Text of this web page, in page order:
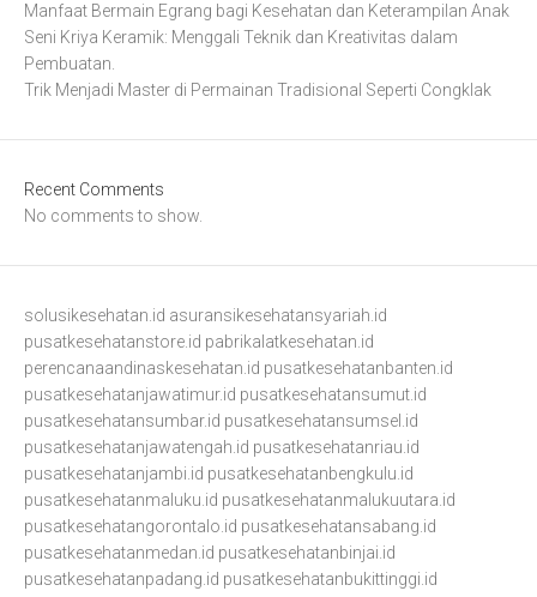
Manfaat Bermain Egrang bagi Kesehatan dan Keterampilan Anak
Seni Kriya Keramik: Menggali Teknik dan Kreativitas dalam
Pembuatan.
Trik Menjadi Master di Permainan Tradisional Seperti Congklak
Recent Comments
No comments to show.
solusikesehatan.id asuransikesehatansyariah.id
pusatkesehatanstore.id pabrikalatkesehatan.id
perencanaandinaskesehatan.id pusatkesehatanbanten.id
pusatkesehatanjawatimur.id pusatkesehatansumut.id
pusatkesehatansumbar.id pusatkesehatansumsel.id
pusatkesehatanjawatengah.id pusatkesehatanriau.id
pusatkesehatanjambi.id pusatkesehatanbengkulu.id
pusatkesehatanmaluku.id pusatkesehatanmalukuutara.id
pusatkesehatangorontalo.id pusatkesehatansabang.id
pusatkesehatanmedan.id pusatkesehatanbinjai.id
pusatkesehatanpadang.id pusatkesehatanbukittinggi.id